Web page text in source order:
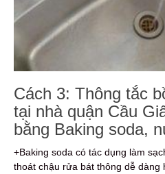
Cách 3: Thông tắc
tại nhà quận Cầu
bằng Baking soda,
+Baking soda có tác dụng làm
thoát chậu rửa bát thông dễ